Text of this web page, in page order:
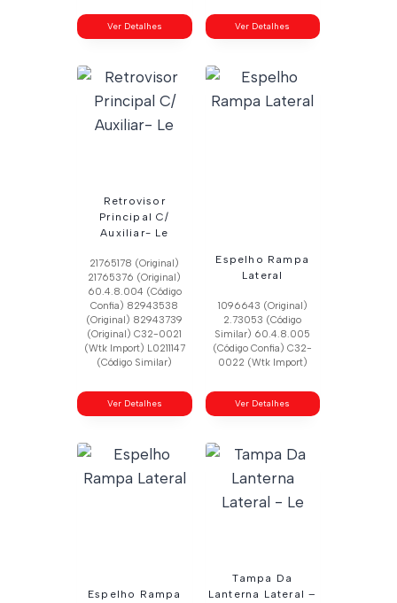
Ver Detalhes Ver Detalhes
Retrovisor
Principal C/
Auxiliar- Le
21765178 (Original)
21765376 (Original)
60.4.8.004 (Código
Confia) 82943538
(Original) 82943739
(Original) C32-0021
(Wtk Import) L0211147
(Código Similar)
Ver Detalhes
Espelho Rampa
Lateral
1096643 (Original)
2.73053 (Código
Similar) 60.4.8.005
(Código Confia) C32-
0022 (Wtk Import)
Ver Detalhes
Espelho Rampa
Tampa Da
Lanterna Lateral –